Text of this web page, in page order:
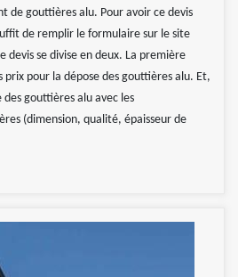
de gouttières alu. Pour avoir ce devis
de remplir le formulaire sur le site
devis se divise en deux. La première
prix pour la dépose des gouttières alu. Et,
gouttières alu avec les
(dimension, qualité, épaisseur de